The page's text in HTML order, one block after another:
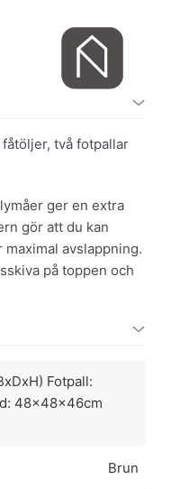
två fotpallar
ger en extra
gör att du kan
avslappning.
på toppen och
Fotpall:
48x48x46cm
Brun